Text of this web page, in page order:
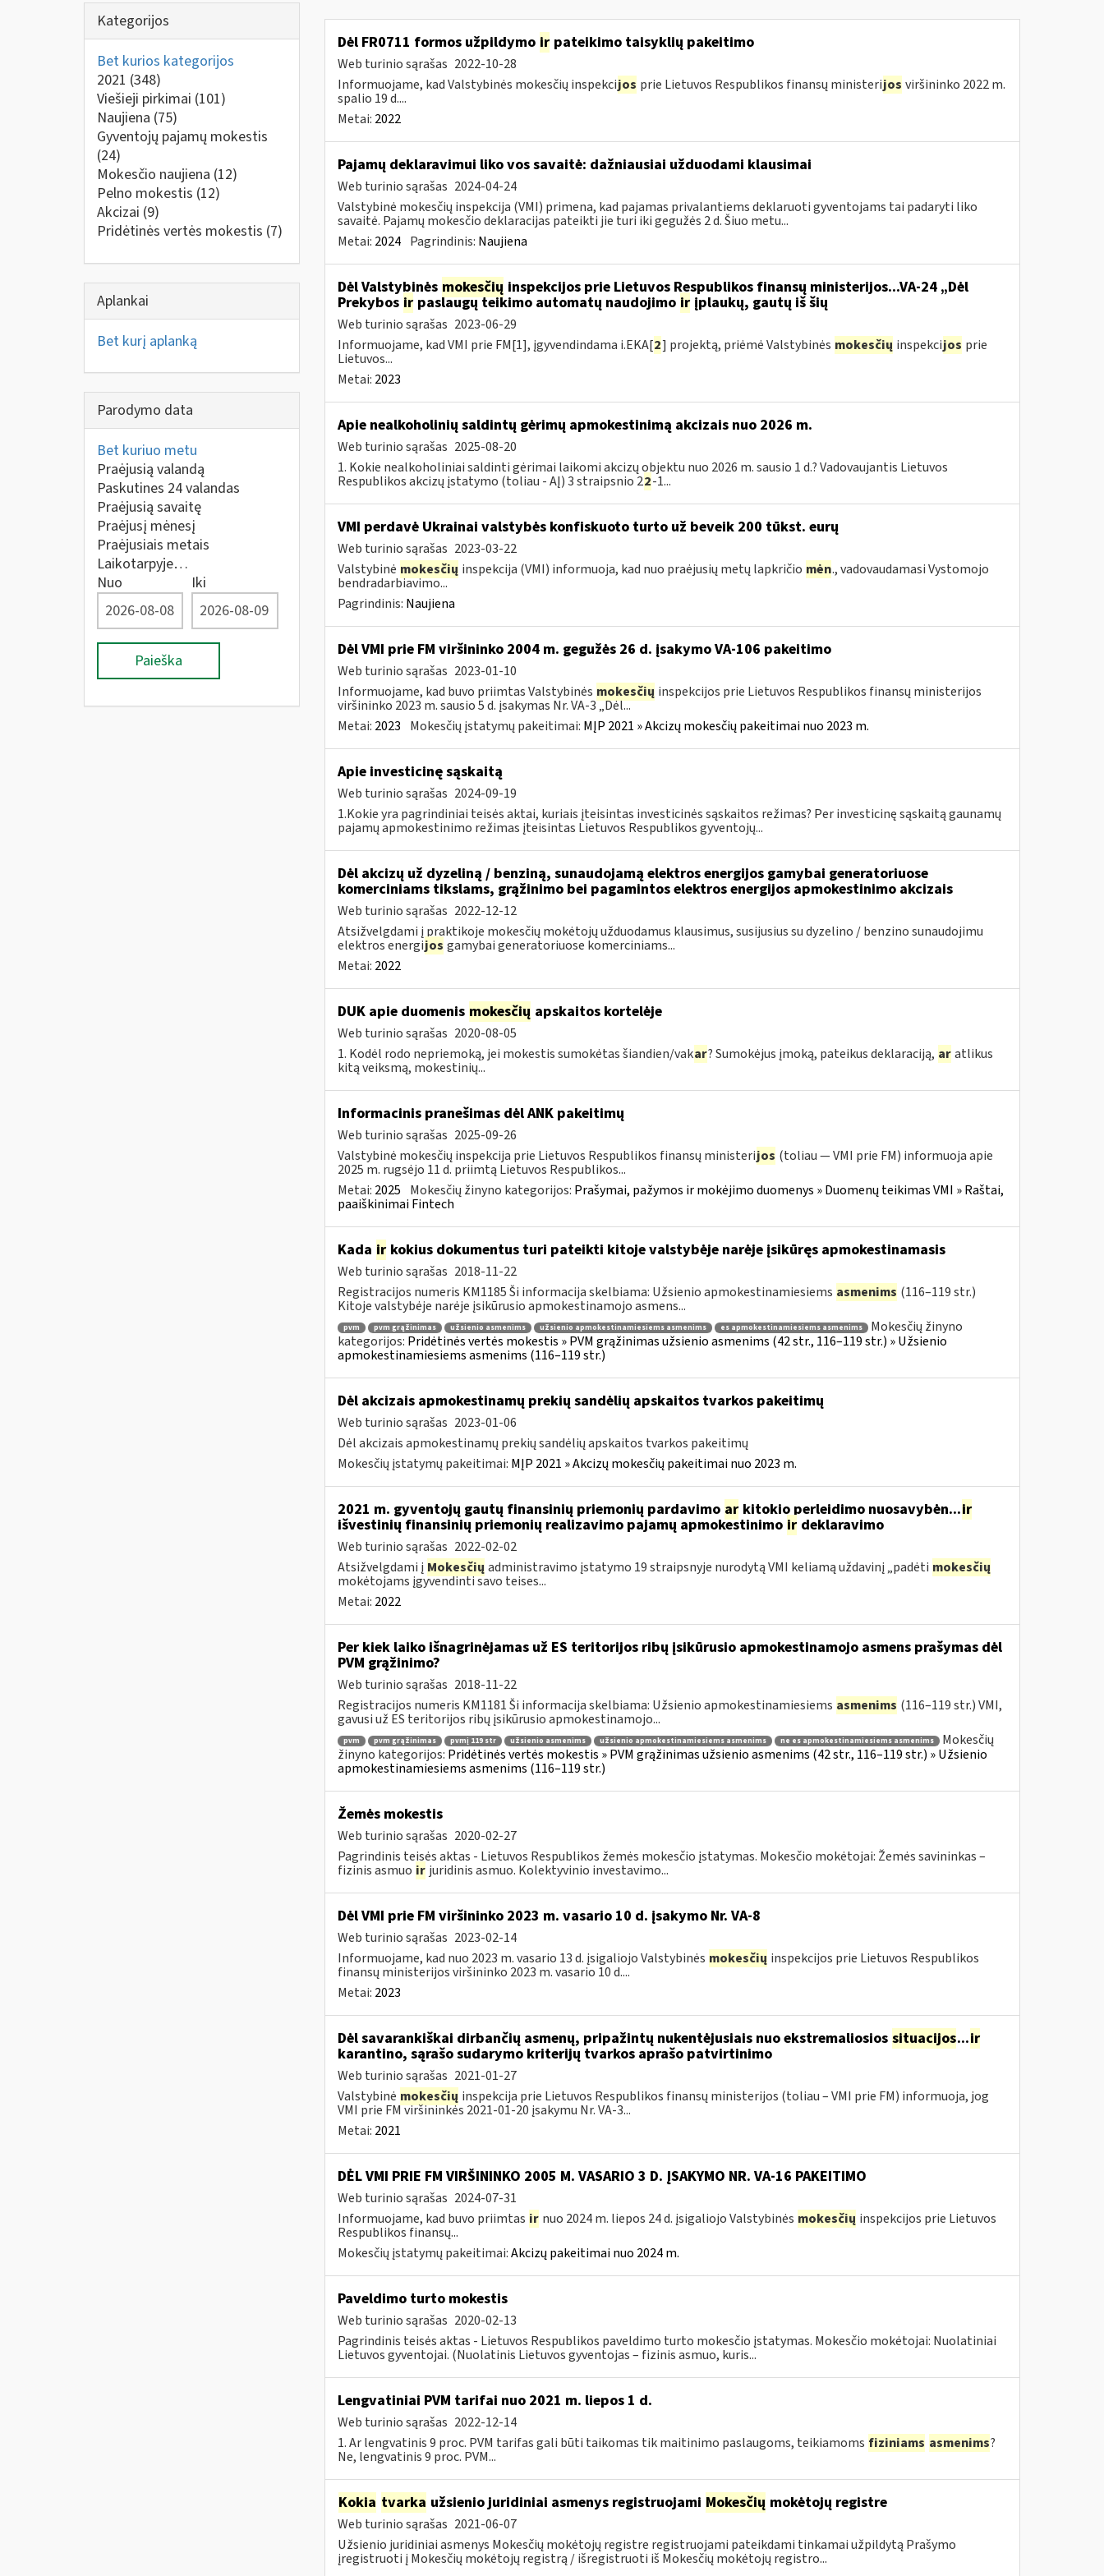
Kategorijos
Bet kurios kategorijos
2021 (348)
Viešieji pirkimai (101)
Naujiena (75)
Gyventojų pajamų mokestis
(24)
Mokesčio naujiena (12)
Pelno mokestis (12)
Akcizai (9)
Pridėtinės vertės mokestis (7)
Aplankai
Bet kurį aplanką
Parodymo data
Bet kuriuo metu
Praėjusią valandą
Paskutines 24 valandas
Praėjusią savaitę
Praėjusį mėnesį
Praėjusiais metais
Laikotarpyje…
Nuo
Iki
Paieška
Dėl FR0711 formos užpildymo irpateikimo taisyklių pakeitimo
Web turinio sąrašas 2022-10-28
Informuojame, kad Valstybinės mokesčių inspekcijos prie Lietuvos Respublikos finansų ministerijos viršininko 2022 m.
spalio 19 d....
Metai: 2022
Pajamų deklaravimui liko vos savaitė: dažniausiai užduodami klausimai
Web turinio sąrašas 2024-04-24
Valstybinė mokesčių inspekcija (VMI) primena, kad pajamas privalantiems deklaruoti gyventojams tai padaryti liko
savaitė. Pajamų mokesčio deklaracijas pateikti jie turi iki gegužės 2 d. Šiuo metu...
Metai: 2024 Pagrindinis: Naujiena
Dėl Valstybinės mokesčių inspekcijos prie Lietuvos Respublikos finansų ministerijos...VA-24 „Dėl
Prekybos irpaslaugų teikimo automatų naudojimo irįplaukų, gautų iš šių
Web turinio sąrašas 2023-06-29
Informuojame, kad VMI prie FM[1], įgyvendindama i.EKA[2] projektą, priėmė Valstybinės mokesčių inspekcijos prie
Lietuvos...
Metai: 2023
Apie nealkoholinių saldintų gėrimų apmokestinimą akcizais nuo 2026 m.
Web turinio sąrašas 2025-08-20
1. Kokie nealkoholiniai saldinti gėrimai laikomi akcizų objektu nuo 2026 m. sausio 1 d.? Vadovaujantis Lietuvos
Respublikos akcizų įstatymo (toliau - AĮ) 3 straipsnio 22-1...
VMI perdavė Ukrainai valstybės konfiskuoto turto už beveik 200 tūkst. eurų
Web turinio sąrašas 2023-03-22
Valstybinė mokesčių inspekcija (VMI) informuoja, kad nuo praėjusių metų lapkričio mėn., vadovaudamasi Vystomojo
bendradarbiavimo...
Pagrindinis: Naujiena
Dėl VMI prie FM viršininko 2004 m. gegužės 26 d. įsakymo VA-106 pakeitimo
Web turinio sąrašas 2023-01-10
Informuojame, kad buvo priimtas Valstybinės mokesčių inspekcijos prie Lietuvos Respublikos finansų ministerijos
viršininko 2023 m. sausio 5 d. įsakymas Nr. VA-3 „Dėl...
Metai: 2023 Mokesčių įstatymų pakeitimai: MĮP 2021 » Akcizų mokesčių pakeitimai nuo 2023 m.
Apie investicinę sąskaitą
Web turinio sąrašas 2024-09-19
1.Kokie yra pagrindiniai teisės aktai, kuriais įteisintas investicinės sąskaitos režimas? Per investicinę sąskaitą gaunamų
pajamų apmokestinimo režimas įteisintas Lietuvos Respublikos gyventojų...
Dėl akcizų už dyzeliną / benziną, sunaudojamą elektros energijos gamybai generatoriuose
komerciniams tikslams, grąžinimo bei pagamintos elektros energijos apmokestinimo akcizais
Web turinio sąrašas 2022-12-12
Atsižvelgdami į praktikoje mokesčių mokėtojų užduodamus klausimus, susijusius su dyzelino / benzino sunaudojimu
elektros energijos gamybai generatoriuose komerciniams...
Metai: 2022
DUK apie duomenis mokesčių apskaitos kortelėje
Web turinio sąrašas 2020-08-05
1. Kodėl rodo nepriemoką, jei mokestis sumokėtas šiandien/vakar? Sumokėjus įmoką, pateikus deklaraciją, ar atlikus
kitą veiksmą, mokestinių...
Informacinis pranešimas dėl ANK pakeitimų
Web turinio sąrašas 2025-09-26
Valstybinė mokesčių inspekcija prie Lietuvos Respublikos finansų ministerijos (toliau — VMI prie FM) informuoja apie
2025 m. rugsėjo 11 d. priimtą Lietuvos Respublikos...
Metai: 2025 Mokesčių žinyno kategorijos: Prašymai, pažymos ir mokėjimo duomenys » Duomenų teikimas VMI » Raštai,
paaiškinimai Fintech
Kada irkokius dokumentus turi pateikti kitoje valstybėje narėje įsikūręs apmokestinamasis
Web turinio sąrašas 2018-11-22
Registracijos numeris KM1185 Ši informacija skelbiama: Užsienio apmokestinamiesiems asmenims (116–119 str.)
Kitoje valstybėje narėje įsikūrusio apmokestinamojo asmens...
pvm pvm grąžinimas užsienio asmenims užsienio apmokestinamiesiems asmenims es apmokestinamiesiems asmenims
Mokesčių žinyno
kategorijos: Pridėtinės vertės mokestis » PVM grąžinimas užsienio asmenims (42 str., 116–119 str.) » Užsienio
apmokestinamiesiems asmenims (116–119 str.)
Dėl akcizais apmokestinamų prekių sandėlių apskaitos tvarkos pakeitimų
Web turinio sąrašas 2023-01-06
Dėl akcizais apmokestinamų prekių sandėlių apskaitos tvarkos pakeitimų
Mokesčių įstatymų pakeitimai: MĮP 2021 » Akcizų mokesčių pakeitimai nuo 2023 m.
2021 m. gyventojų gautų finansinių priemonių pardavimo arkitokio perleidimo nuosavybėn...ir
išvestinių finansinių priemonių realizavimo pajamų apmokestinimo irdeklaravimo
Web turinio sąrašas 2022-02-02
Atsižvelgdami į Mokesčių administravimo įstatymo 19 straipsnyje nurodytą VMI keliamą uždavinį „padėti mokesčių
mokėtojams įgyvendinti savo teises...
Metai: 2022
Per kiek laiko išnagrinėjamas už ES teritorijos ribų įsikūrusio apmokestinamojo asmens prašymas dėl
PVM grąžinimo?
Web turinio sąrašas 2018-11-22
Registracijos numeris KM1181 Ši informacija skelbiama: Užsienio apmokestinamiesiems asmenims (116–119 str.) VMI,
gavusi už ES teritorijos ribų įsikūrusio apmokestinamojo...
pvm pvm grąžinimas pvmį 119 str užsienio asmenims užsienio apmokestinamiesiems asmenims ne es apmokestinamiesiems asmenims
Mokesčių
žinyno kategorijos: Pridėtinės vertės mokestis » PVM grąžinimas užsienio asmenims (42 str., 116–119 str.) » Užsienio
apmokestinamiesiems asmenims (116–119 str.)
Žemės mokestis
Web turinio sąrašas 2020-02-27
Pagrindinis teisės aktas - Lietuvos Respublikos žemės mokesčio įstatymas. Mokesčio mokėtojai: Žemės savininkas –
fizinis asmuo ir juridinis asmuo. Kolektyvinio investavimo...
Dėl VMI prie FM viršininko 2023 m. vasario 10 d. įsakymo Nr. VA-8
Web turinio sąrašas 2023-02-14
Informuojame, kad nuo 2023 m. vasario 13 d. įsigaliojo Valstybinės mokesčių inspekcijos prie Lietuvos Respublikos
finansų ministerijos viršininko 2023 m. vasario 10 d....
Metai: 2023
Dėl savarankiškai dirbančių asmenų, pripažintų nukentėjusiais nuo ekstremaliosios situacijos...ir
karantino, sąrašo sudarymo kriterijų tvarkos aprašo patvirtinimo
Web turinio sąrašas 2021-01-27
Valstybinė mokesčių inspekcija prie Lietuvos Respublikos finansų ministerijos (toliau – VMI prie FM) informuoja, jog
VMI prie FM viršininkės 2021-01-20 įsakymu Nr. VA-3...
Metai: 2021
DĖL VMI PRIE FM VIRŠININKO 2005 M. VASARIO 3 D. ĮSAKYMO NR. VA-16 PAKEITIMO
Web turinio sąrašas 2024-07-31
Informuojame, kad buvo priimtas ir nuo 2024 m. liepos 24 d. įsigaliojo Valstybinės mokesčių inspekcijos prie Lietuvos
Respublikos finansų...
Mokesčių įstatymų pakeitimai:Akcizų pakeitimai nuo 2024 m.
Paveldimo turto mokestis
Web turinio sąrašas 2020-02-13
Pagrindinis teisės aktas - Lietuvos Respublikos paveldimo turto mokesčio įstatymas. Mokesčio mokėtojai: Nuolatiniai
Lietuvos gyventojai. (Nuolatinis Lietuvos gyventojas – fizinis asmuo, kuris...
Lengvatiniai PVM tarifai nuo 2021 m. liepos 1 d.
Web turinio sąrašas 2022-12-14
1. Ar lengvatinis 9 proc. PVM tarifas gali būti taikomas tik maitinimo paslaugoms, teikiamoms fiziniams asmenims?
Ne, lengvatinis 9 proc. PVM...
Kokia tvarka užsienio juridiniai asmenys registruojami Mokesčių mokėtojų registre
Web turinio sąrašas 2021-06-07
Užsienio juridiniai asmenys Mokesčių mokėtojų registre registruojami pateikdami tinkamai užpildytą Prašymo
įregistruoti į Mokesčių mokėtojų registrą / išregistruoti iš Mokesčių mokėtojų registro...